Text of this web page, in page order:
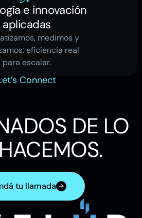
e innovación
aplicadas
medimos y
eficiencia real
para escalar.
Connect
DE LO
tu llamada
Contact